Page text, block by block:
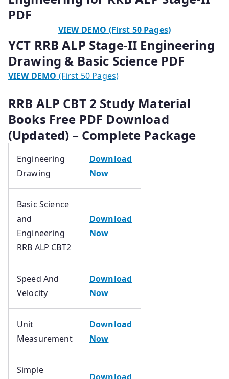
PDF
VIEW DEMO (First 50 Pages)
YCT RRB ALP Stage-II Engineering
Drawing & Basic Science PDF
VIEW DEMO (First 50 Pages)
RRB ALP CBT 2 Study Material
Books Free PDF Download
(Updated) – Complete Package
Engineering
Drawing
Download
Now
Basic Science
and
Engineering
RRB ALP CBT2
Download
Now
Speed And
Velocity
Download
Now
Unit
Measurement
Download
Now
Simple